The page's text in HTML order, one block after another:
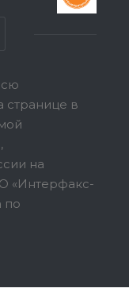
в
на
«Интерфакс-
по